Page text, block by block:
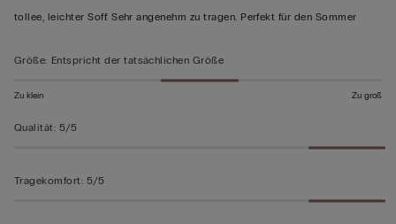
von
bewertet
tollee, leichter Soff. Sehr angenehm zu tragen. Perfekt für den Sommer
Größe: Entspricht der tatsächlichen Größe
Zu klein Zu groß
Qualität: 5/5
Tragekomfort: 5/5